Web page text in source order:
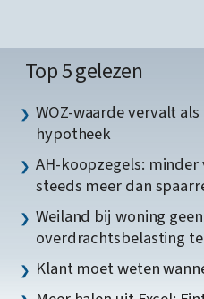
Top 5 gelezen
WOZ-waarde vervalt
hypotheek
AH-koopzegels:
steeds meer dan
Weiland bij woning
overdrachtsbelasting
Klant moet weten